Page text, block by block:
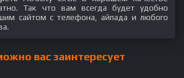
Так что вам всегда будет удобно
сайтом с телефона, айпада и любого
вас заинтересует